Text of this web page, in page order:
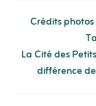
Crédits
La Cité des
différence